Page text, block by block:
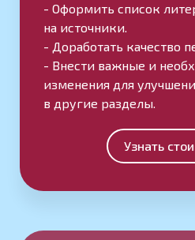
- Оформить список
на источники.
- Доработать качество
- Внести важные и
изменения для
в другие разделы.
Узнать